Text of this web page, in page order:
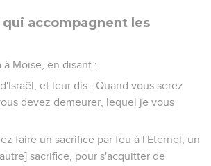
accompagnent les
à Moïse, en disant :
et leur dis : Quand vous serez
devez demeurer, lequel je vous
faire un sacrifice par feu à l'Eternel, un
sacrifice, pour s'acquitter de